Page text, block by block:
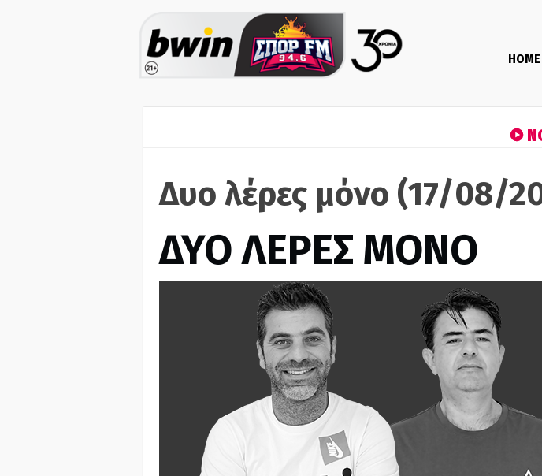
HOME
Δυο λέρες μόνο (17/08/
ΔΥΟ ΛΕΡΕΣ ΜΟΝΟ